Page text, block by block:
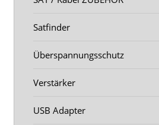
Satfinder
Überspannungsschutz
Verstärker
USB Adapter